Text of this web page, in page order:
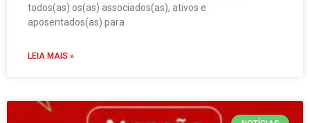
todos(as) os(as) associados(as), ativos e
aposentados(as) para
LEIA MAIS »